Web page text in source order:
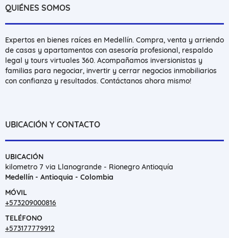
QUIÉNES SOMOS
Expertos en bienes raíces en Medellín. Compra, venta y arriendo
de casas y apartamentos con asesoría profesional, respaldo
legal y tours virtuales 360. Acompañamos inversionistas y
familias para negociar, invertir y cerrar negocios inmobiliarios
con confianza y resultados. Contáctanos ahora mismo!
UBICACIÓN Y CONTACTO
UBICACIÓN
kilometro 7 via Llanogrande - Rionegro Antioquía
Medellín - Antioquia - Colombia
MÓVIL
+573209000816
TELÉFONO
+573177779912